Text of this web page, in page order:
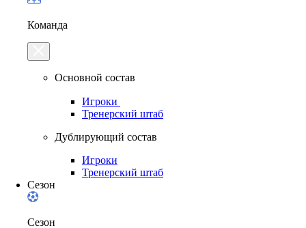
Команда
Основной состав
Игроки
Тренерский штаб
Дублирующий состав
Игроки
Тренерский штаб
Сезон
Сезон